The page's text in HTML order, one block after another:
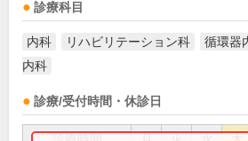
診療科目
内科 リハビリテーション科 循環器
内科
診療/受付時間・休診日